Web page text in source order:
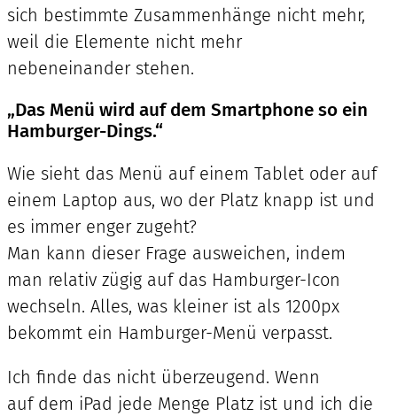
sich bestimmte Zusammenhänge nicht mehr,
weil die Elemente nicht mehr
nebeneinander stehen.
„Das Menü wird auf dem Smartphone so ein
Hamburger-Dings.“
Wie sieht das Menü auf einem Tablet oder auf
einem Laptop aus, wo der Platz knapp ist und
es immer enger zugeht?
Man kann dieser Frage ausweichen, indem
man relativ zügig auf das Hamburger-Icon
wechseln. Alles, was kleiner ist als 1200px
bekommt ein Hamburger-Menü verpasst.
Ich finde das nicht überzeugend. Wenn
auf dem iPad jede Menge Platz ist und ich die